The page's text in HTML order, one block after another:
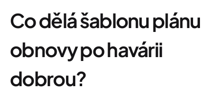
Co dělá šablonu plánu
obnovy po havárii
dobrou?